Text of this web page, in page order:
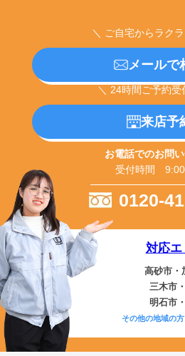
＼ ご自宅からラク
メールで
＼ 24時間ご予約受
来店予
お電話でのお問
受付時間
0120-
対応エ
高砂市・
三木市
明石市
その他の地域の